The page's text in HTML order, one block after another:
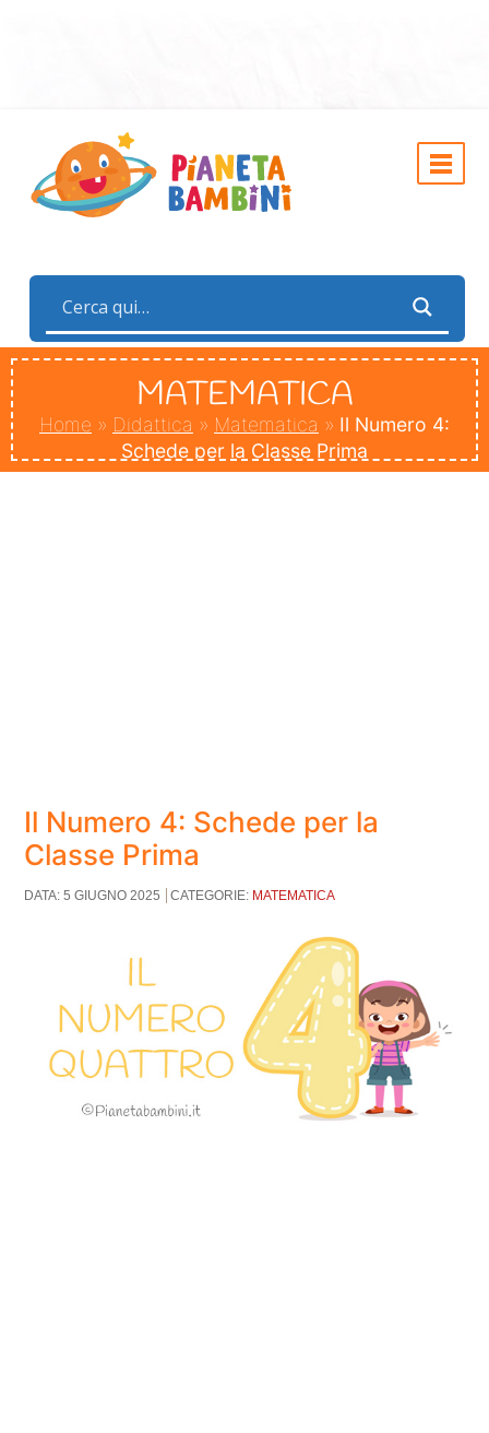
MATEMATICA
Home » Didattica » Matematica » Il Numero 4:
Schede per la Classe Prima
Il Numero 4: Schede per la
Classe Prima
DATA: 5 GIUGNO 2025 CATEGORIE: MATEMATICA